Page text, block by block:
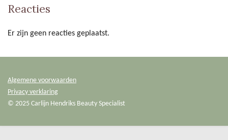
Reacties
Er zijn geen reacties geplaatst.
Algemene voorwaarden
Privacy verklaring
© 2025 Carlijn Hendriks Beauty Specialist